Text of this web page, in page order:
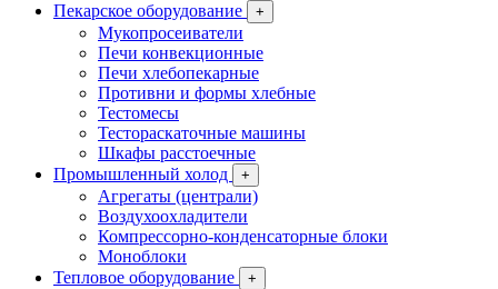
Пекарское оборудование
+
Мукопросеиватели
Печи конвекционные
Печи хлебопекарные
Противни и формы хлебные
Тестомесы
Тестораскаточные машины
Шкафы расстоечные
Промышленный холод
+
Агрегаты (централи)
Воздухоохладители
Компрессорно-конденсаторные блоки
Моноблоки
Тепловое оборудование
+